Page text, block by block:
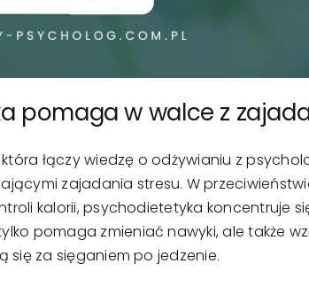
pomaga w walce z
łączy wiedzę o odżywianiu z
zajadania stresu. W
kalorii, psychodietetyka koncentruje
pomaga zmieniać nawyki, ale także
się za sięganiem po jedzenie.